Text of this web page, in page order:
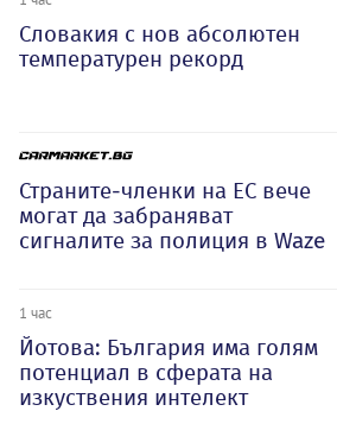
Словакия с нов абсолютен
температурен рекорд
Страните-членки на ЕС вече
могат да забраняват
сигналите за полиция в Waze
1 час
Йотова: България има голям
потенциал в сферата на
изкуствения интелект